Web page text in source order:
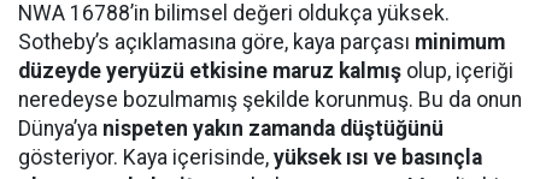
NWA 16788’in bilimsel değeri oldukça yüksek.
Sotheby’s açıklamasına göre, kaya parçası minimum
düzeyde yeryüzü etkisine maruz kalmış olup, içeriği
neredeyse bozulmamış şekilde korunmuş. Bu da onun
Dünya’ya nispeten yakın zamanda düştüğünü
gösteriyor. Kaya içerisinde, yüksek ısı ve basınçla